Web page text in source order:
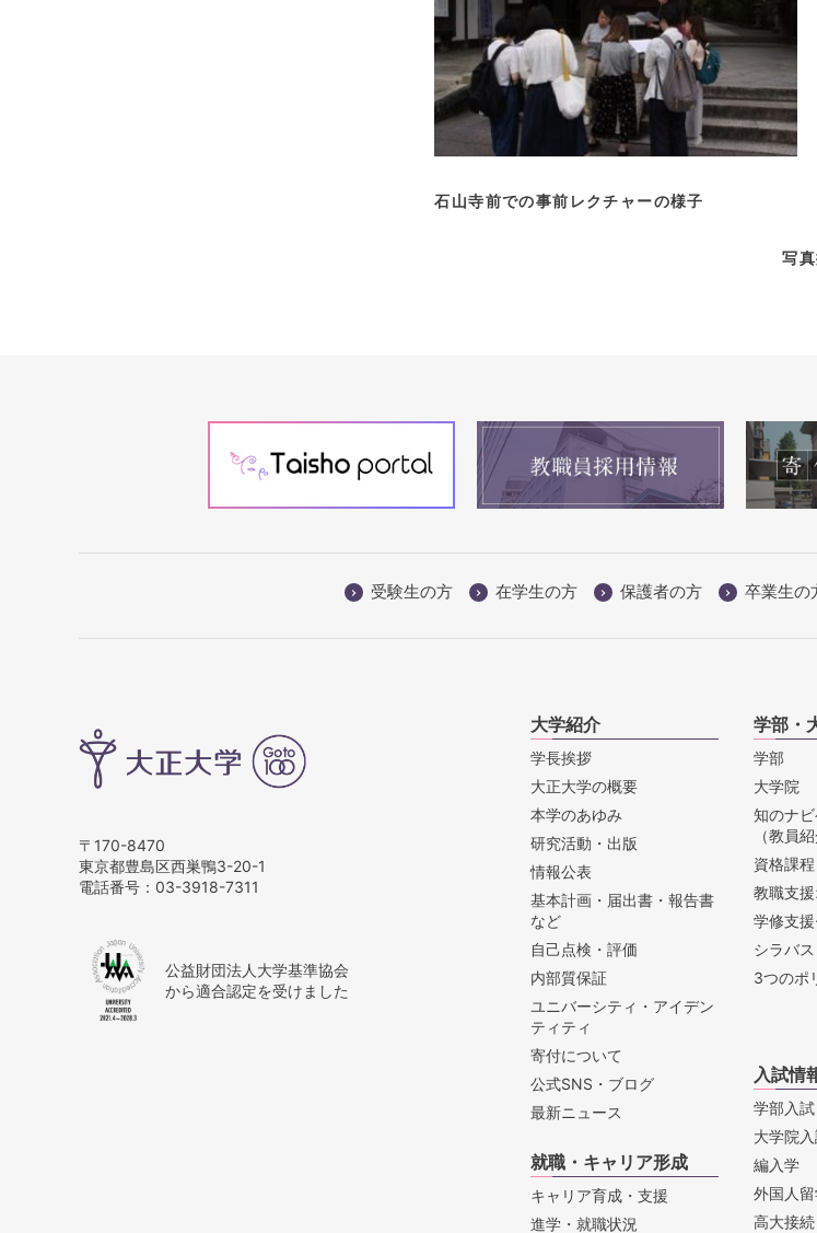
石山寺前での事前レクチャーの様子
写真撮影：日本文学
受験生の方 在学生の方 保護者の方 卒業生の
〒170-8470
東京都豊島区西巣鴨3-20-1
電話番号： 03-3918-7311
公益財団法人大学基準協会
から適合認定を受けました
大学紹介
学長挨拶
大正大学の概要
本学のあゆみ
研究活動・出版
情報公表
基本計画・届出書・報告書
など
自己点検・評価
内部質保証
ユニバーシティ・アイデン
ティティ
寄付について
公式SNS・ブログ
最新ニュース
学部・
学部
大学院
知のナ
（教員紹
資格課
教職支
学修支援
シラバス
3つのポ
就職・キャリア形成
キャリア育成・支援
進学・就職状況
入試情
学部入試
大学院
編入学
外国人
高大接続